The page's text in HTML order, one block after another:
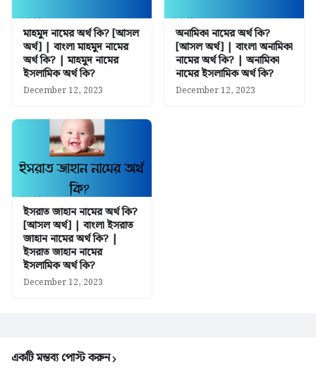
মাহমুদ নামের অর্থ কি? [আসল
অর্থ] | বাংলা মাহমুদ নামের
অর্থ কি? | মাহমুদ নামের
ইসলামিক অর্থ কি?
December 12, 2023
অনামিকা নামের অর্থ কি?
[আসল অর্থ] | বাংলা অনামিকা
নামের অর্থ কি? | অনামিকা
নামের ইসলামিক অর্থ কি?
December 12, 2023
ইসরাত জাহান নামের অর্থ কি?
[আসল অর্থ] | বাংলা ইসরাত
জাহান নামের অর্থ কি? |
ইসরাত জাহান নামের
ইসলামিক অর্থ কি?
December 12, 2023
একটি মন্তব্য পোস্ট করুন